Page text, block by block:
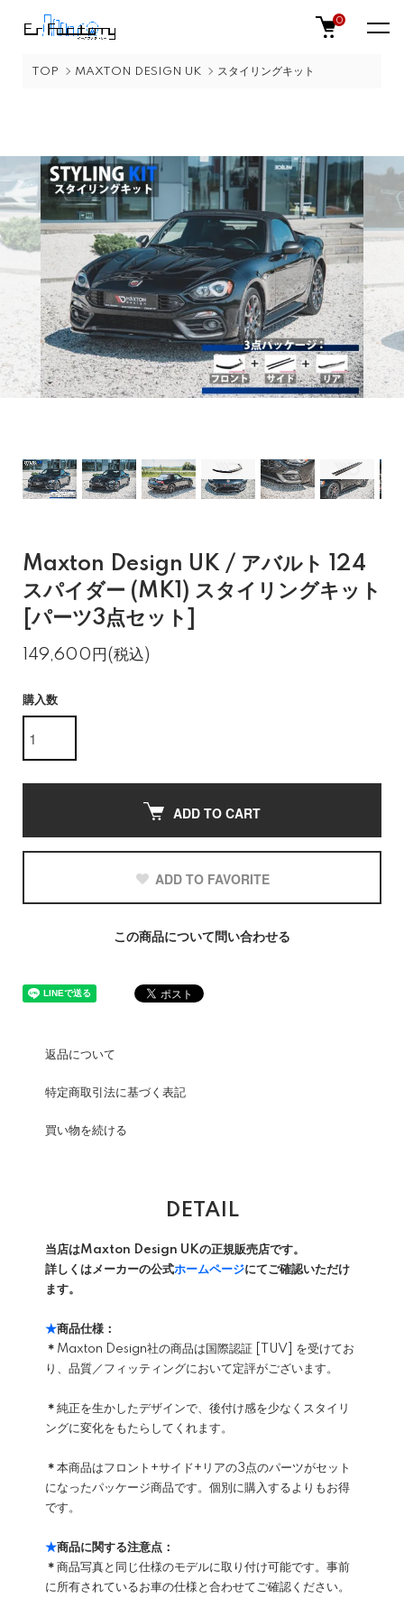
0
TOP MAXTON DESIGN UK スタイリングキット
Maxton Design UK / アバルト 124
スパイダー (MK1) スタイリングキット
[パーツ3点セット]
149,600円(税込)
購入数
ADD TO CART
ADD TO FAVORITE
この商品について問い合わせる
返品について
特定商取引法に基づく表記
買い物を続ける
DETAIL
当店はMaxton Design UKの正規販売店です。
詳しくはメーカーの公式ホームページにてご確認いただけ
ます。
★商品仕様：
＊ Maxton Design社の商品は国際認証 [TUV] を受けてお
り、品質／フィッティングにおいて定評がございます。
＊ 純正を生かしたデザインで、後付け感を少なくスタイリ
ングに変化をもたらしてくれます。
＊ 本商品はフロント+サイド+リアの3点のパーツがセット
になったパッケージ商品です。個別に購入するよりもお得
です。
★商品に関する注意点：
＊ 商品写真と同じ仕様のモデルに取り付け可能です。事前
に所有されているお車の仕様と合わせてご確認ください。